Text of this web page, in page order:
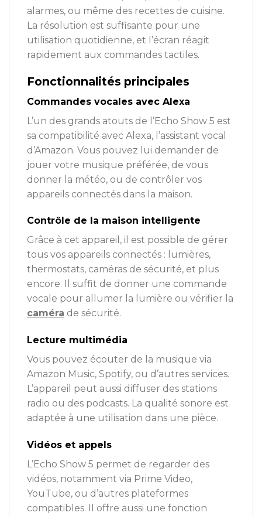
alarmes, ou même des recettes de cuisine.
La résolution est suffisante pour une
utilisation quotidienne, et l’écran réagit
rapidement aux commandes tactiles.
Fonctionnalités principales
Commandes vocales avec Alexa
L’un des grands atouts de l’Echo Show 5 est
sa compatibilité avec Alexa, l’assistant vocal
d’Amazon. Vous pouvez lui demander de
jouer votre musique préférée, de vous
donner la météo, ou de contrôler vos
appareils connectés dans la maison.
Contrôle de la maison intelligente
Grâce à cet appareil, il est possible de gérer
tous vos appareils connectés : lumières,
thermostats, caméras de sécurité, et plus
encore. Il suffit de donner une commande
vocale pour allumer la lumière ou vérifier la
caméra de sécurité.
Lecture multimédia
Vous pouvez écouter de la musique via
Amazon Music, Spotify, ou d’autres services.
L’appareil peut aussi diffuser des stations
radio ou des podcasts. La qualité sonore est
adaptée à une utilisation dans une pièce.
Vidéos et appels
L’Echo Show 5 permet de regarder des
vidéos, notamment via Prime Video,
YouTube, ou d’autres plateformes
compatibles. Il offre aussi une fonction